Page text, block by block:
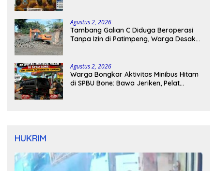
Agustus 2, 2026
Tambang Galian C Diduga Beroperasi
Tanpa Izin di Patimpeng, Warga Desak
Agustus 2, 2026
Warga Bongkar Aktivitas Minibus Hitam
di SPBU Bone: Bawa Jeriken, Pelat
HUKRIM